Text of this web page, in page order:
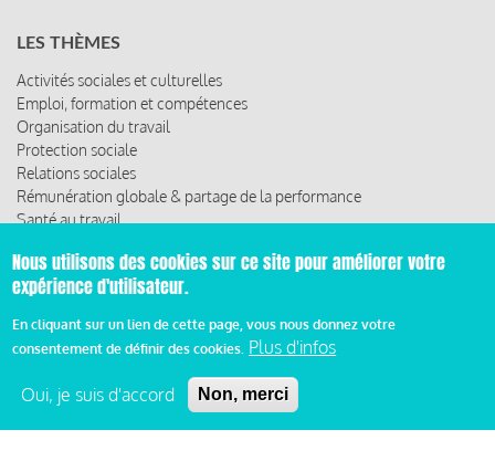
LES THÈMES
Activités sociales et culturelles
Emploi, formation et compétences
Organisation du travail
Protection sociale
Relations sociales
Rémunération globale & partage de la performance
Santé au travail
ACCÈS RAPIDE
Les abonnements
Les rencontres
Nous utilisons des cookies sur ce site pour améliorer votre
expérience d'utilisateur.
En cliquant sur un lien de cette page, vous nous donnez votre
consentement de définir des cookies. Plus d'infos
Oui, je suis d'accord Non, merci